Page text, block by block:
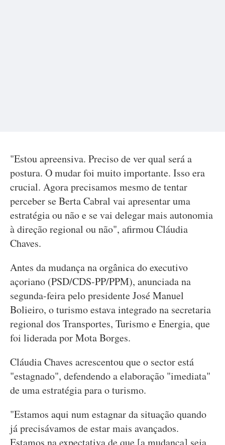
"Estou apreensiva. Preciso de ver qual será a
postura. O mudar foi muito importante. Isso era
crucial. Agora precisamos mesmo de tentar
perceber se Berta Cabral vai apresentar uma
estratégia ou não e se vai delegar mais autonomia
à direção regional ou não", afirmou Cláudia
Chaves.
Antes da mudança na orgânica do executivo
açoriano (PSD/CDS-PP/PPM), anunciada na
segunda-feira pelo presidente José Manuel
Bolieiro, o turismo estava integrado na secretaria
regional dos Transportes, Turismo e Energia, que
foi liderada por Mota Borges.
Cláudia Chaves acrescentou que o sector está
"estagnado", defendendo a elaboração "imediata"
de uma estratégia para o turismo.
"Estamos aqui num estagnar da situação quando
já precisávamos de estar mais avançados.
Estamos na expectativa de que [a mudança] seja